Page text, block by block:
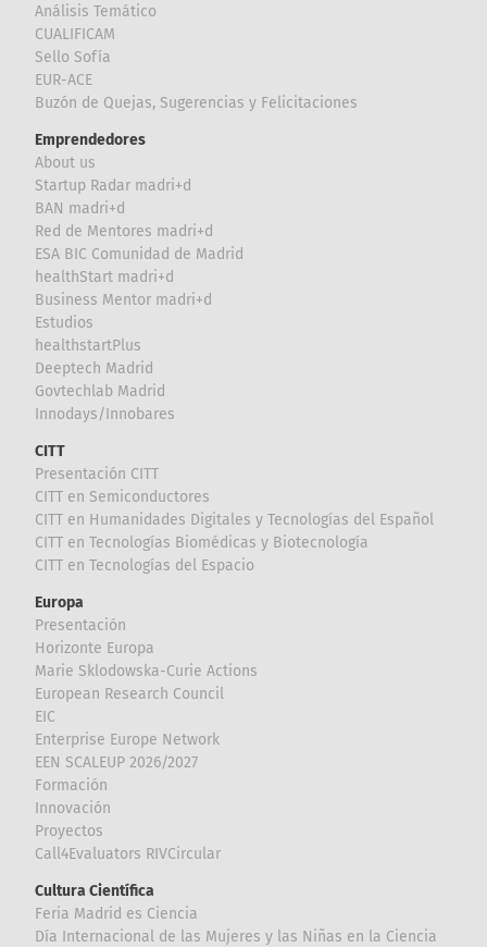
Análisis Temático
CUALIFICAM
Sello Sofía
EUR-ACE
Buzón de Quejas, Sugerencias y Felicitaciones
Emprendedores
About us
Startup Radar madri+d
BAN madri+d
Red de Mentores madri+d
ESA BIC Comunidad de Madrid
healthStart madri+d
Business Mentor madri+d
Estudios
healthstartPlus
Deeptech Madrid
Govtechlab Madrid
Innodays/Innobares
CITT
Presentación CITT
CITT en Semiconductores
CITT en Humanidades Digitales y Tecnologías del Español
CITT en Tecnologías Biomédicas y Biotecnología
CITT en Tecnologías del Espacio
Europa
Presentación
Horizonte Europa
Marie Sklodowska-Curie Actions
European Research Council
EIC
Enterprise Europe Network
EEN SCALEUP 2026/2027
Formación
Innovación
Proyectos
Call4Evaluators RIVCircular
Cultura Científica
Feria Madrid es Ciencia
Día Internacional de las Mujeres y las Niñas en la Ciencia